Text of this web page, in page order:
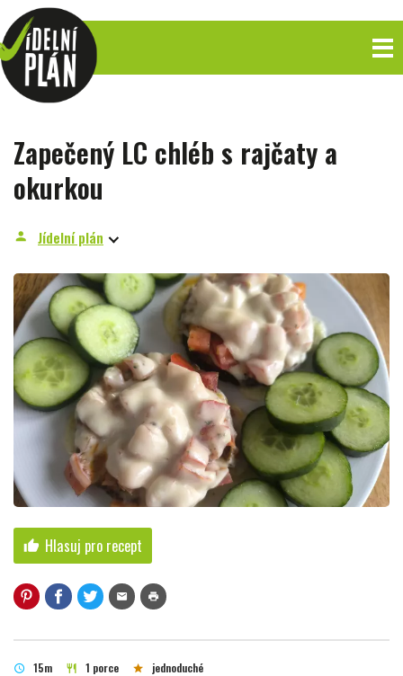
Zapečený LC chléb s rajčaty a
okurkou
person Jídelní plán
thumb_up Hlasuj pro recept
mail print
schedule 15m restaurant 1 porce star jednoduché